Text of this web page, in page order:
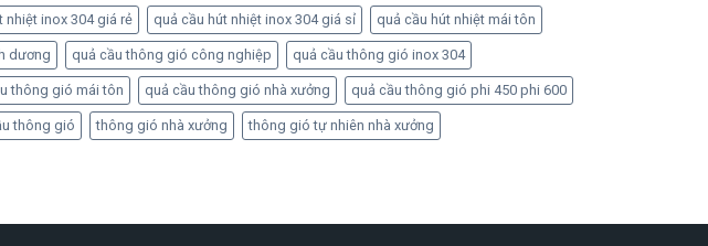
nhiệt inox 304 giá rẻ quả cầu hút nhiệt inox 304 giá sỉ quả cầu hút nhiệt mái tôn
dương quả cầu thông gió công nghiệp quả cầu thông gió inox 304
thông gió mái tôn quả cầu thông gió nhà xưởng quả cầu thông gió phi 450 phi 600
thông gió thông gió nhà xưởng thông gió tự nhiên nhà xưởng